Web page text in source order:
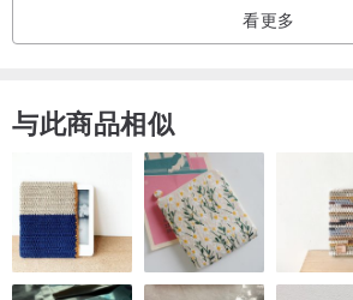
※为尽可能呈现商品实物，已尽力拍摄，但
照片与实物间的色泽与质感可能略有不同，敬
※若您对电镀等材质过敏，请斟酌购买。
看更多
与此商品相似